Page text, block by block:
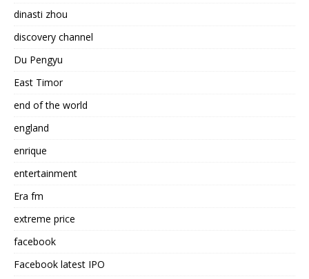
dinasti zhou
discovery channel
Du Pengyu
East Timor
end of the world
england
enrique
entertainment
Era fm
extreme price
facebook
Facebook latest IPO